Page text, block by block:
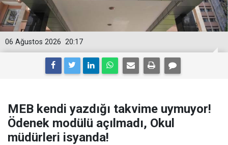
20:17
06 Ağustos 2026
MEB kendi yazdığı takvime uymuyor!
Ödenek modülü açılmadı, Okul
müdürleri isyanda!